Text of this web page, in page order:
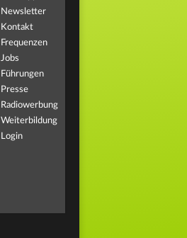
Newsletter
Kontakt
Frequenzen
Jobs
Führungen
Presse
Radiowerbung
Weiterbildung
Login